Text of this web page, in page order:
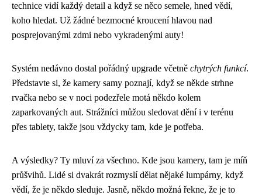
technice vidí každý detail a když se něco semele, hned vědí,
koho hledat. Už žádné bezmocné kroucení hlavou nad
posprejovanými zdmi nebo vykradenými auty!
Systém nedávno dostal pořádný upgrade včetně chytrých funkcí.
Představte si, že kamery samy poznají, když se někde strhne
rvačka nebo se v noci podezřele motá někdo kolem
zaparkovaných aut. Strážníci můžou sledovat dění i v terénu
přes tablety, takže jsou vždycky tam, kde je potřeba.
A výsledky? Ty mluví za všechno. Kde jsou kamery, tam je míň
průšvihů. Lidé si dvakrát rozmyslí dělat nějaké lumpárny, když
vědí, že je někdo sleduje. Jasně, někdo možná řekne, že je to